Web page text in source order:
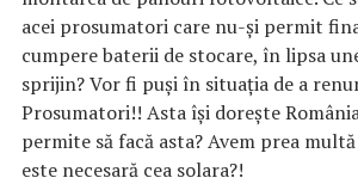
acei prosumatori care nu-și permit
cumpere baterii de stocare, în lipsa
sprijin? Vor fi puși în situația de a
Prosumatori!! Asta își dorește
permite să facă asta? Avem prea
este necesară cea solara?!